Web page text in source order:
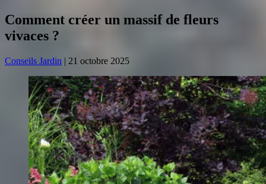
Comment créer un massif de fleurs
vivaces ?
Conseils Jardin | 21 octobre 2025